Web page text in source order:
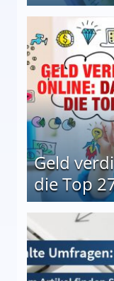
Geld
die Top